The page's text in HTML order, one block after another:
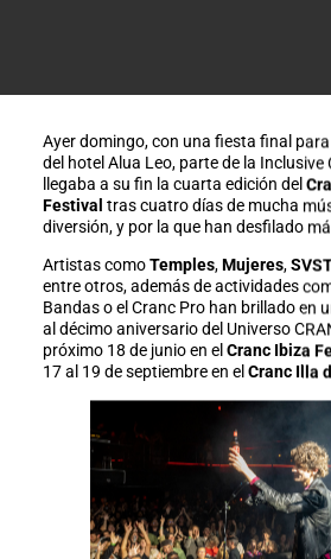
Ayer domingo, con una fiesta final
del hotel Alua Leo, parte de la Inclusive
llegaba a su fin la cuarta edición del
Festival tras cuatro días de mucha
diversión, y por la que han desfilado
Artistas comoTemples, Mujeres,
entre otros, además de actividades
Bandas o el Cranc Pro han brillado en
al décimo aniversario del Universo
próximo 18 de junio en el Cranc Ibiza
17 al 19 de septiembre en el Cranc Illa